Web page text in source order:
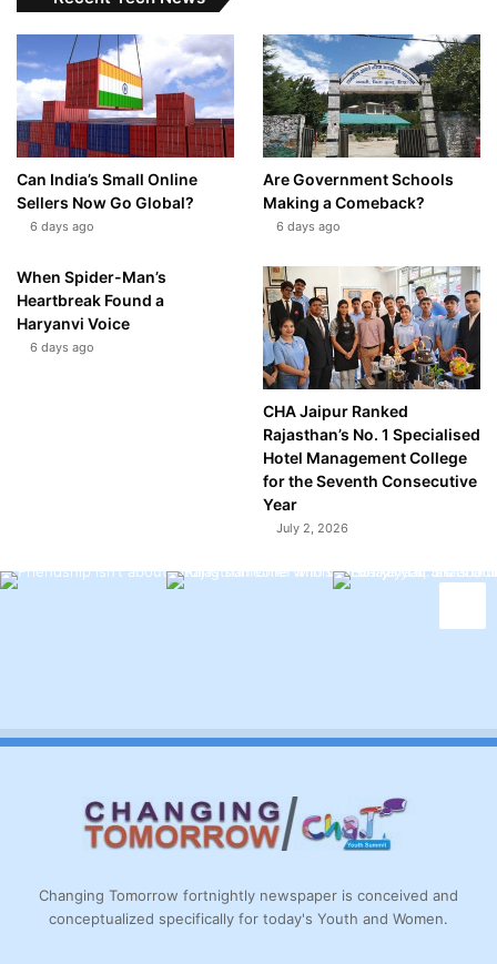
Can India’s Small Online
Sellers Now Go Global?
6 days ago
Are Government Schools
Making a Comeback?
6 days ago
When Spider-Man’s
Heartbreak Found a
Haryanvi Voice
6 days ago
CHA Jaipur Ranked
Rajasthan’s No. 1 Specialised
Hotel Management College
for the Seventh Consecutive
Year
July 2, 2026
Changing Tomorrow fortnightly newspaper is conceived and
conceptualized specifically for today's Youth and Women.